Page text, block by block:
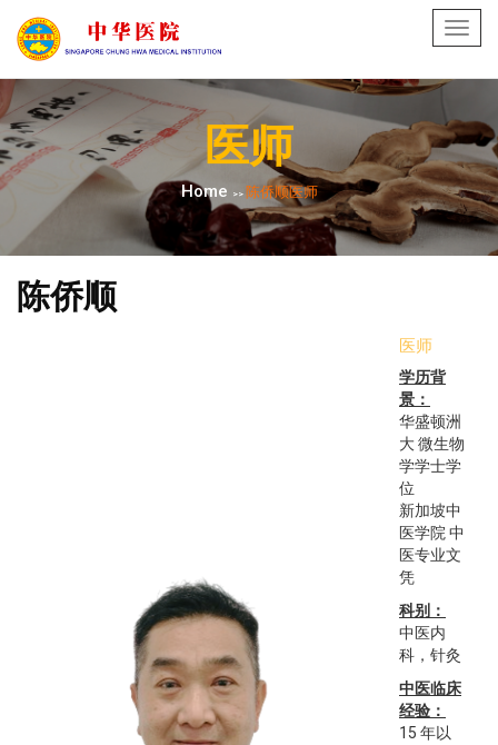
医师
Home >> 陈侨顺医师
陈侨顺
医师
学历背
景：
华盛顿洲
大 微生物
学学士学
位
新加坡中
医学院 中
医专业文
凭
科别：
中医内
科，针灸
中医临床
经验：
15 年以